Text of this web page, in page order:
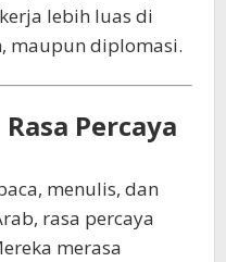
lebih luas di
maupun diplomasi.
Percaya
menulis, dan
rasa percaya
merasa